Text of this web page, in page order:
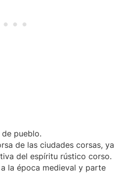
pueblo.
de las ciudades corsas, ya
del espíritu rústico corso.
la época medieval y parte